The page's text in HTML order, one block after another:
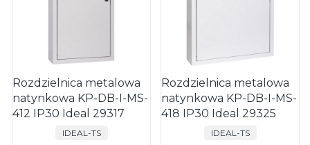
Rozdzielnica metalowa
natynkowa KP-DB-I-MS-
412 IP30 Ideal 29317
PRODUCENT
IDEAL-TS
Rozdzielnica metalowa
natynkowa KP-DB-I-MS-
418 IP30 Ideal 29325
PRODUCENT
IDEAL-TS